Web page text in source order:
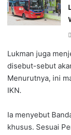
Lukman juga
disebut-sebut
Menurutnya, ini
IKN.
Ia menyebut
khusus. Sesuai